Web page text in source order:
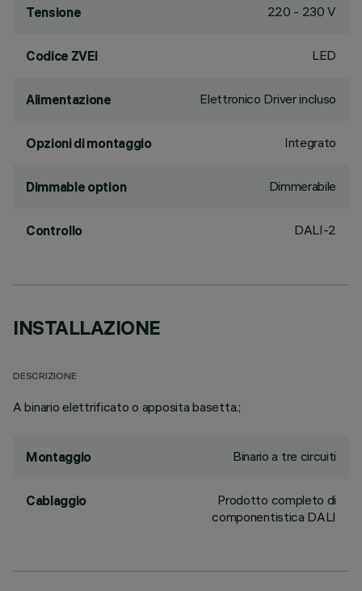
Tensione 220 - 230 V
Codice ZVEI LED
Alimentazione Elettronico Driver incluso
Opzioni di montaggio Integrato
Dimmable option Dimmerabile
Controllo DALI-2
INSTALLAZIONE
DESCRIZIONE
A binario elettrificato o apposita basetta.;
Montaggio Binario a tre circuiti
Cablaggio
Prodotto completo di
componentistica DALI